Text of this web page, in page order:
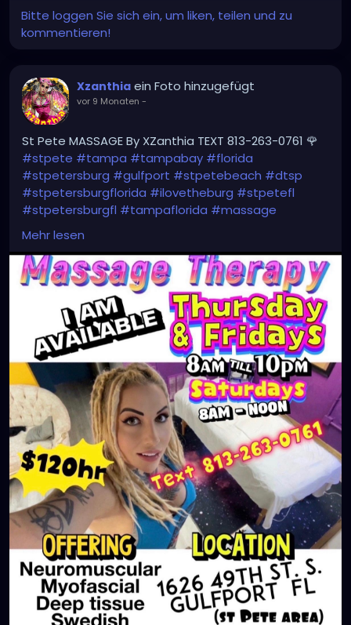
Bitte loggen Sie sich ein, um liken, teilen und zu
kommentieren!
Xzanthia ein Foto hinzugefügt
vor 9 Monaten -
St Pete MASSAGE By XZanthia TEXT 813-263-0761 🌹
#stpete #tampa #tampabay #florida
#stpetersburg #gulfport #stpetebeach #dtsp
#stpetersburgflorida #ilovetheburg #stpetefl
#stpetersburgfl #tampaflorida #massage
#massagetherapy
#clearwaterbeach#sarasota#tampafl
#downtownstpete#southtampa#neuromuscular
#igersstpete #Pinellascounty#ilovestpete
#massageTherapist#instaburg#brandon
#palmharbor #Clearwater
Mehr lesen